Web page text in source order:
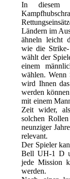
In diesem
Ländern im
ähneln leicht
wie die
wählt der
einem
wählen. Wenn
wird Ihnen
werden
mit einem
Zeit wider,
solchen
neunziger
relevant.
Der Spieler
Bell UH-1 D
jede Mission
werden.